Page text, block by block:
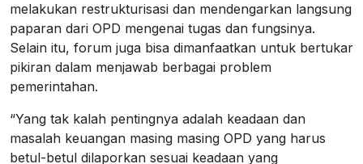
melakukan restrukturisasi dan mendengarkan langsung
paparan dari OPD mengenai tugas dan fungsinya.
Selain itu, forum juga bisa dimanfaatkan untuk bertukar
pikiran dalam menjawab berbagai problem
pemerintahan.
“Yang tak kalah pentingnya adalah keadaan dan
masalah keuangan masing masing OPD yang harus
betul-betul dilaporkan sesuai keadaan yang